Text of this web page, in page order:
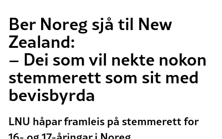
Ber Noreg sjå til New
Zealand:
– Dei som vil nekte nokon
stemmerett som sit med
bevisbyrda
LNU håpar framleis på stemmerett for